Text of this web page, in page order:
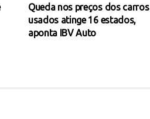
Queda nos preços dos carros
usados atinge 16 estados,
aponta IBV Auto